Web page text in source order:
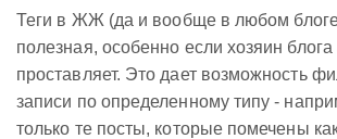
Теги в ЖЖ (да и вообще в любом
полезная, особенно если хозяин блога
проставляет. Это дает возможность
записи по определенному типу -
только те посты, которые помечены